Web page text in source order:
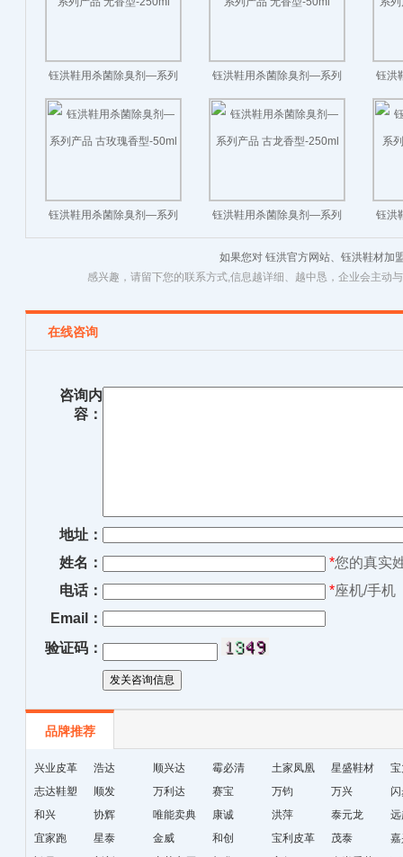
钰洪鞋用杀菌除臭剂—系列
产品 无香型-250ml
钰洪鞋用杀菌除臭剂—系列
产品 无香型-50ml
钰洪
产
钰洪鞋用杀菌除臭剂—系列
产品 古玫瑰香型-50ml
钰洪鞋用杀菌除臭剂—系列
产品 古龙香型-250ml
钰洪
如果您对 钰洪官方网站、钰洪鞋材加
感兴趣，请留下您的联系方式,信息越详细、越中恳，企业会主动
在线咨询
咨询内
容：
地址：
姓名：
*您的真实
电话：
*座机/手机
Email：
验证码：
品牌推荐
兴业皮革 浩达 顺兴达 霉必清
土家凤凰
十字绣鞋
垫厂
星盛鞋材
志达鞋塑
顺发 万利达 赛宝 万钧 万兴
和兴
协辉 唯能卖典 康诚 洪萍 泰元龙
宜家跑
星泰 金威 和创 宝利皮革 茂泰